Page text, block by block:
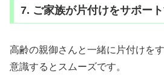
7. ご家族が片付けをサポー
高齢の親御さんと一緒に片付けを
意識するとスムーズです。